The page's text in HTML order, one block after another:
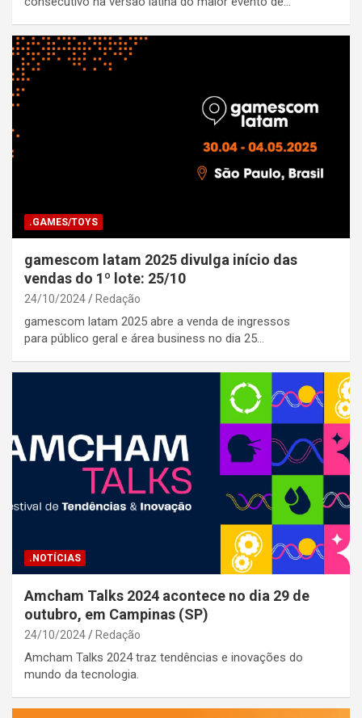
.GAMES/TOYS
gamescom latam 2025 divulga início das
vendas do 1º lote: 25/10
24/10/2024 Redação
gamescom latam 2025 abre a venda de ingressos
para público geral e área business no dia 25…
.NOTÍCIAS
Amcham Talks 2024 acontece no dia 29 de
outubro, em Campinas (SP)
24/10/2024 Redação
Amcham Talks 2024 traz tendências e inovações do
mundo da tecnologia.